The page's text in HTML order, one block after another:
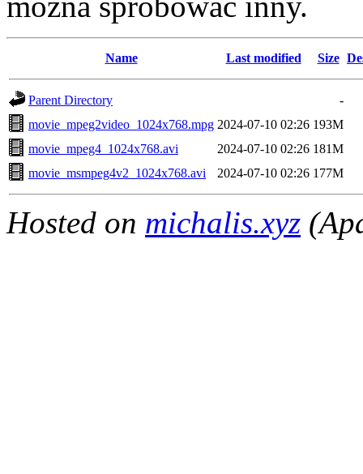
Name Last modified Size
Parent Directory
-
movie_mpeg2video_1024x768.mpg 2024-07-10 02:26 193M
movie_mpeg4_1024x768.avi
2024-07-10 02:26 181M
movie_msmpeg4v2_1024x768.avi
2024-07-10 02:26 177M
Hosted on michalis.xyz